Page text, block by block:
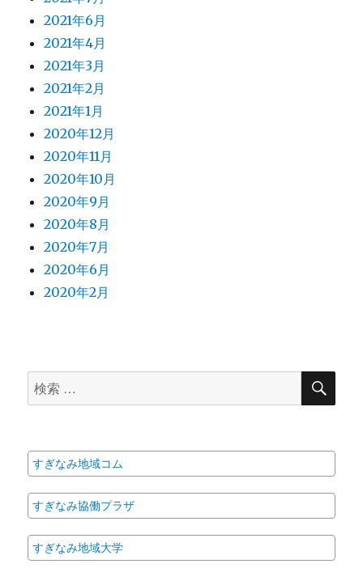
2021年6月
2021年4月
2021年3月
2021年2月
2021年1月
2020年12月
2020年11月
2020年10月
2020年9月
2020年8月
2020年7月
2020年6月
2020年2月
検
索
象:
検
すぎなみ地域コム
すぎなみ協働プラザ
すぎなみ地域大学